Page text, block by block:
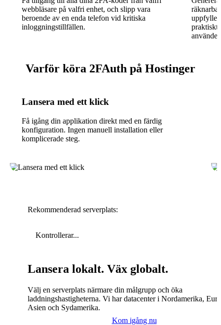
webbläsare på valfri enhet, och slipp vara
beroende av en enda telefon vid kritiska
inloggningstillfällen.
uppfyller
praktiskt
använder.
Varför köra 2FAuth på Hostinger
Lansera med ett klick
Få igång din applikation direkt med en färdig
konfiguration. Ingen manuell installation eller
komplicerade steg.
Rekommenderad serverplats:
Kontrollerar...
Lansera lokalt. Väx globalt.
Välj en serverplats närmare din målgrupp och öka
laddningshastigheterna. Vi har datacenter i Nordamerika,
Asien och Sydamerika.
Kom igång nu